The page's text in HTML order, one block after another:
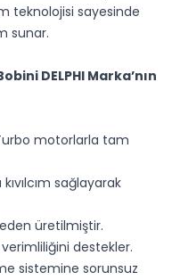
teknolojisi sayesinde
sunar.
DELPHI Marka’nın
motorlarla tam
sağlayarak
üretilmiştir.
verimliliğini destekler.
sistemine sorunsuz